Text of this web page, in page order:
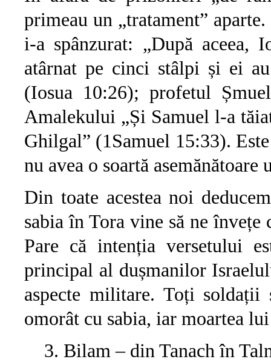
primeau un „tratament”
i-a spânzurat: „După
atârnat pe cinci stâlpi și ei
(Iosua 10:26); profetul
Amalekului „Și Samuel l-a
Ghilgal” (1Samuel 15:33).
nu avea o soartă asemănătoare
Din toate acestea noi
sabia în Tora vine să ne învețe
Pare că intenția versetului
principal al dușmanilor
aspecte militare. Toți soldații
omorât cu sabia, iar moartea
Bilam – din Tanach în